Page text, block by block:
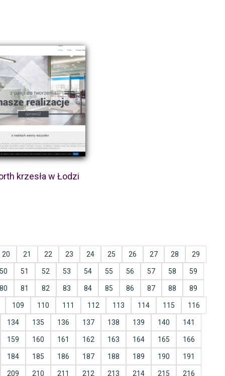
krzesła w Łodzi
20 21 22 23 24 25 26 27 28 29
50 51 52 53 54 55 56 57 58 59
80 81 82 83 84 85 86 87 88 89
109 110 111 112 113 114 115 116
134 135 136 137 138 139 140 141
159 160 161 162 163 164 165 166
184 185 186 187 188 189 190 191
209 210 211 212 213 214 215 216